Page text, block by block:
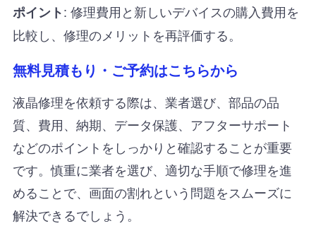
ポイント: 修理費用と新しいデバイスの購入費用を
比較し、修理のメリットを再評価する。
無料見積もり・ご予約はこちらから
液晶修理を依頼する際は、業者選び、部品の品
質、費用、納期、データ保護、アフターサポート
などのポイントをしっかりと確認することが重要
です。慎重に業者を選び、適切な手順で修理を進
めることで、画面の割れという問題をスムーズに
解決できるでしょう。